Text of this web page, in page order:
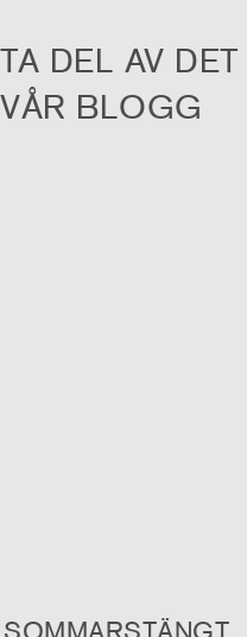
TA DEL AV
VÅR BLOGG